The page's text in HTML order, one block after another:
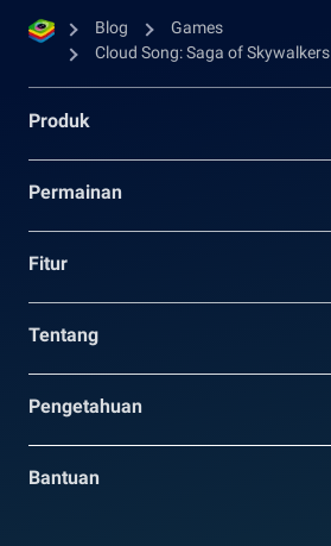
Blog
Games
Cloud Song: Saga of Skywalkers
Produk
Permainan
Fitur
Tentang
Pengetahuan
Bantuan